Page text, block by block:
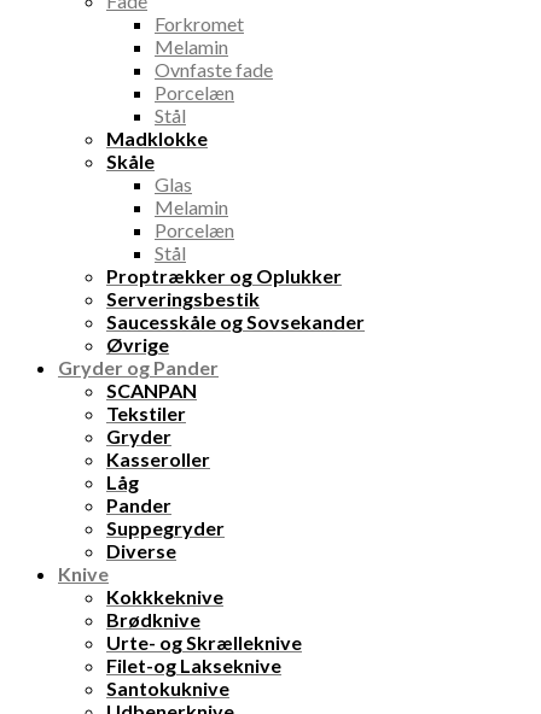
Forkromet
Melamin
Ovnfaste fade
Porcelæn
Stål
Madklokke
Skåle
Glas
Melamin
Porcelæn
Stål
Proptrækker og Oplukker
Serveringsbestik
Saucesskåle og Sovsekander
Øvrige
Gryder og Pander
SCANPAN
Tekstiler
Gryder
Kasseroller
Låg
Pander
Suppegryder
Diverse
Knive
Kokkkeknive
Brødknive
Urte- og Skrælleknive
Filet-og Lakseknive
Santokuknive